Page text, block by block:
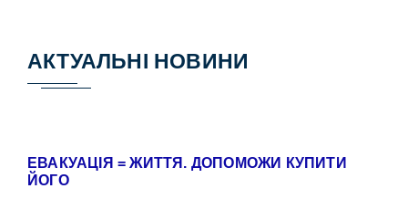
АКТУАЛЬНІ НОВИНИ
ЕВАКУАЦІЯ = ЖИТТЯ. ДОПОМОЖИ КУПИТИ
ЙОГО